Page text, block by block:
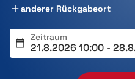
anderer Rückgabeort
Zeitraum